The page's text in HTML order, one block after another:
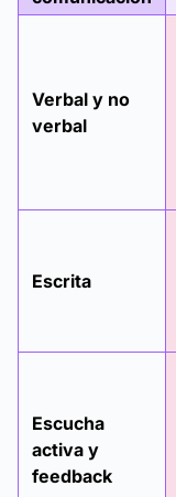
Verbal y no
verbal
Escrita
Escucha
activa y
feedback